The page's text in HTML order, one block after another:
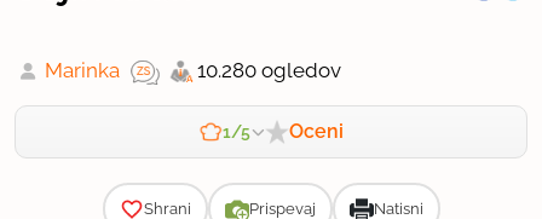
Marinka 10.280 ogledov
1/5 Oceni
Shrani Prispevaj Natisni